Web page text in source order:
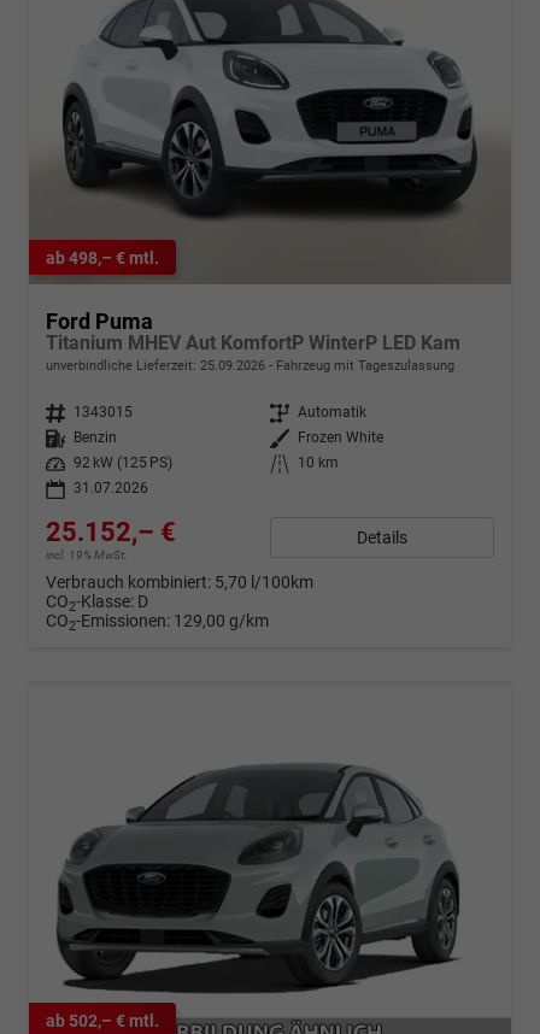
ab 498,– € mtl.
Ford Puma
Titanium MHEV Aut KomfortP WinterP LED Kam
unverbindliche Lieferzeit: 25.09.2026 Fahrzeug mit Tageszulassung
Fahrzeugnr. 1343015 Getriebe Automatik
Kraftstoff
Benzin Außenfarbe
Frozen White
Leistung
92 kW (125 PS) Kilometerstand
10 km
31.07.2026
25.152,– €
incl. 19% MwSt.
Details
Verbrauch kombiniert: 5,70 l/100km
CO2-Klasse: D
CO2-Emissionen: 129,00 g/km
ab 502,– € mtl.